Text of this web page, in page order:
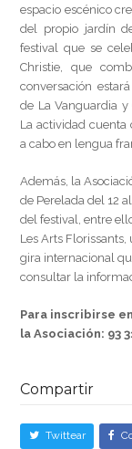
espacio escénico
del propio jardín
festival que se
Christie, que
conversación
de La Vanguardia
La actividad cuenta
a cabo en lengua
Además, la
de Perelada del 12
del festival, entre
Les Arts
gira internacional
consultar la
Para inscribirse
la Asociación: 93
Compartir
Twittear